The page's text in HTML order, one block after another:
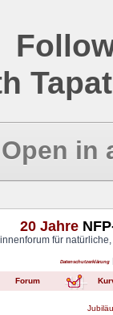
Open in
20 Jahre
für
Datenschutzerklärung
Forum